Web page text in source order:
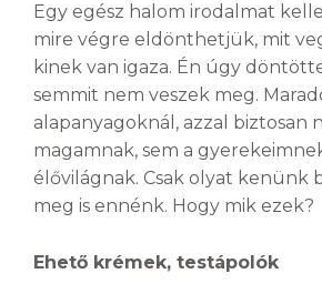
Egy egész halom irodalmat
mire végre eldönthetjük, mit
kinek van igaza. Én úgy
semmit nem veszek meg.
alapanyagoknál, azzal biztosan
magamnak, sem a
élővilágnak. Csak olyat kenünk
meg is ennénk. Hogy mik ezek?
Ehető krémek, testápolók